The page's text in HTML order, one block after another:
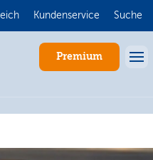
Kundenservice Suche
Premium